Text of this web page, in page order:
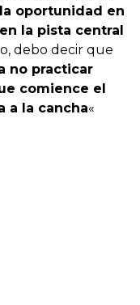
oportunidad en
la pista central
debo decir que
no practicar
comience el
a la cancha«